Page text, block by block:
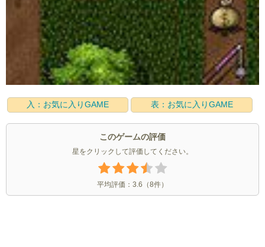
入：お気に入りGAME 表：お気に入りGAME
このゲームの評価
星をクリックして評価してください。
平均評価： 3.6 （8件）